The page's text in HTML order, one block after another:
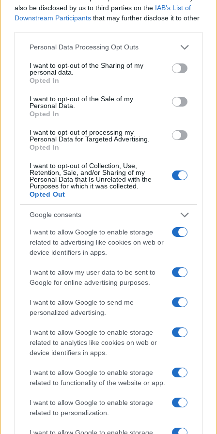
also be disclosed by us to third parties on the IAB’s List of
Downstream Participants that may further disclose it to other
Please note that this website/app uses one or more Google
not limited to your visit or usage behaviour. You may click to
grant or deny consent to Google and its third-party tags to
use your data for below specified purposes in below Google
consent section.
Personal Data Processing Opt Outs
I want to opt-out of the Sharing of my
personal data.
Opted In
I want to opt-out of the Sale of my
Personal Data.
Opted In
I want to opt-out of processing my
Personal Data for Targeted Advertising.
Opted In
I want to opt-out of Collection, Use,
Retention, Sale, and/or Sharing of my
Personal Data that Is Unrelated with the
Purposes for which it was collected.
Opted Out
Google consents
I want to allow Google to enable storage
related to advertising like cookies on web or
device identifiers in apps.
I want to allow my user data to be sent to
Google for online advertising purposes.
I want to allow Google to send me
personalized advertising.
I want to allow Google to enable storage
related to analytics like cookies on web or
device identifiers in apps.
I want to allow Google to enable storage
related to functionality of the website or app.
I want to allow Google to enable storage
related to personalization.
I want to allow Google to enable storage
dell’anno “a poco più di 24 ore dalla nascita, la
neonata è stata sottoposta a un intervento salvavita
per correggere il difetto nei polmoni. L’équipe
multidisciplinare del Bambino Gesù composta da
ricostruito il fisiologico flusso sanguigno legando i
vasi malformati in modo progressivo e lento per
la ‘lobectomia polmonare inferiore’, ovvero
l’asportazione della porzione di polmone con
l’anomalia vascolare. Con circa 25 casi all’anno,
l’Ospedale Pediatrico Bambino Gesù è il Centro
sul polmone in epoca neonatale. Meno frequenti (3
negli ultimi 10 anni) le operazioni per trattare il tipo di
anomalia di cui era affetta la piccola paziente di
capodanno, caratterizzata da un grave scompenso
cardiaco”.
SEGUICI SU TWITTER
MALTEMPO LAZIO
Allerta gialla per
neve da stasera e
per le prossime 24
ore
Successiva
ROMA Prorogata
fino al 31 gennaio
l’ordinanza su orari
artigianali e
produttive
POTREBBE INTERESSARTI
Fiumicino, squalo attacca un
pescatore: attimi di terrore sul
lungomare romano